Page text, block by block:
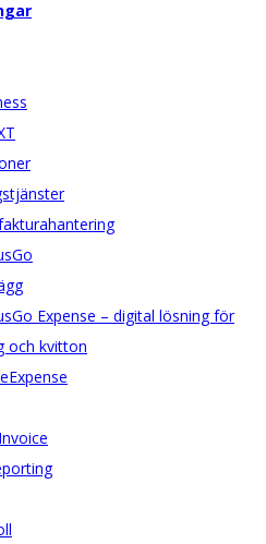
Expense – digital lösning för
och kvitton